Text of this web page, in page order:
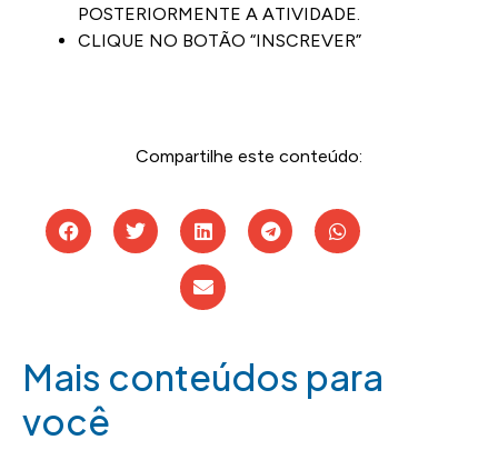
POSTERIORMENTE A ATIVIDADE.
CLIQUE NO BOTÃO “INSCREVER”
Compartilhe este conteúdo:
Mais conteúdos para
você